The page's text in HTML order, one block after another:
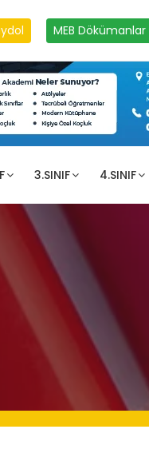
MEB Dökümanlar
3.SINIF 4.SINIF